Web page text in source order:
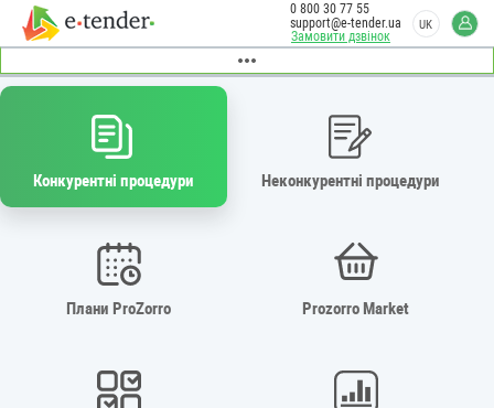
Замовити дзвінок
0 800 30 77 55
support@e-tender.ua
UK
Конкурентні процедури Неконкурентні процедури
Плани ProZorro Prozorro Market